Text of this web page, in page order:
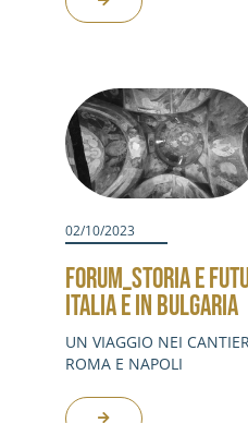
02/10/2023
FORUM_STORIA E
ITALIA E IN BULGARIA
UN VIAGGIO NEI
ROMA E NAPOLI